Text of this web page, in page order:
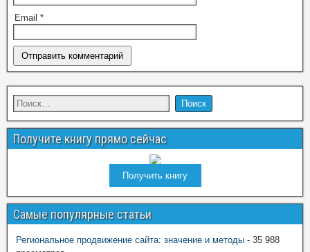
Email *
Получите книгу прямо сейчас
Получить книгу
Самые популярные статьи
Региональное продвижение сайта: значение и методы - 35 988